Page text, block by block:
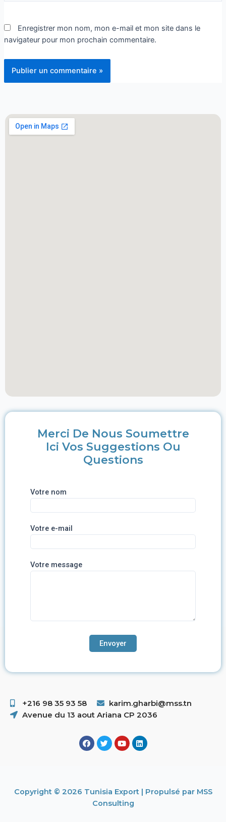
Enregistrer mon nom, mon e-mail et mon site dans le
navigateur pour mon prochain commentaire.
Merci De Nous Soumettre
Ici Vos Suggestions Ou
Questions
Votre nom
Votre e-mail
Votre message
+216 98 35 93 58 ​
karim.gharbi@mss.tn
Avenue du 13 aout Ariana CP 2036
Copyright © 2026 Tunisia Export | Propulsé par MSS
Consulting